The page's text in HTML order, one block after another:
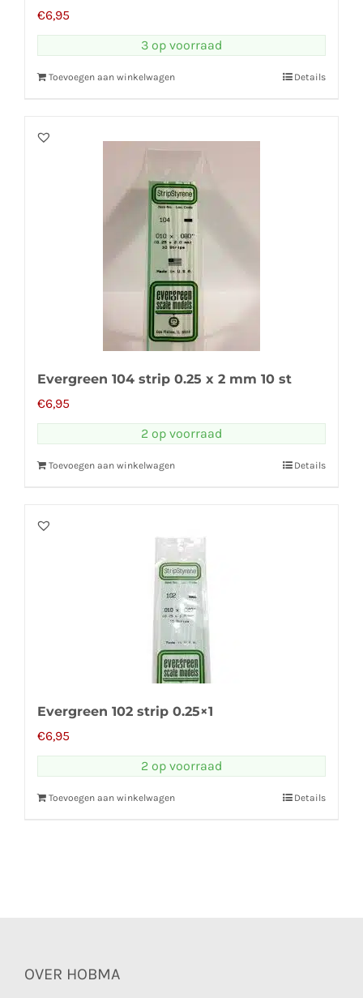
€6,95
3 op voorraad
Toevoegen aan winkelwagen Details
Evergreen 104 strip 0.25 x 2 mm 10 st
€6,95
2 op voorraad
Toevoegen aan winkelwagen Details
Evergreen 102 strip 0.25×1
€6,95
2 op voorraad
Toevoegen aan winkelwagen Details
OVER HOBMA